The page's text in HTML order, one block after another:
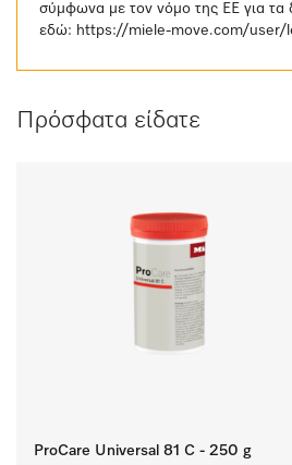
σύμφωνα με τον νόμο της ΕΕ για τα
εδώ: https://miele-move.com/user/
Πρόσφατα είδατε
ProCare Universal 81 C - 250 g